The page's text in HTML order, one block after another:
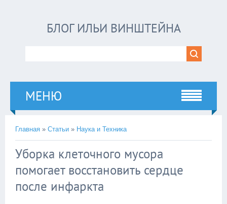
БЛОГ ИЛЬИ ВИНШТЕЙНА
МЕНЮ
Главная » Статьи » Наука и Техника
Уборка клеточного мусора
помогает восстановить сердце
после инфаркта